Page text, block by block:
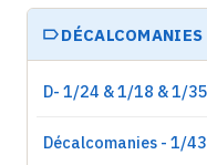
DÉCALCOMANIES
D- 1/24 & 1/18 & 1/35
Décalcomanies - 1/